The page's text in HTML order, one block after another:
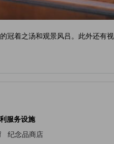
着之汤和观景风吕。此外还有视
服务设施
纪念品商店